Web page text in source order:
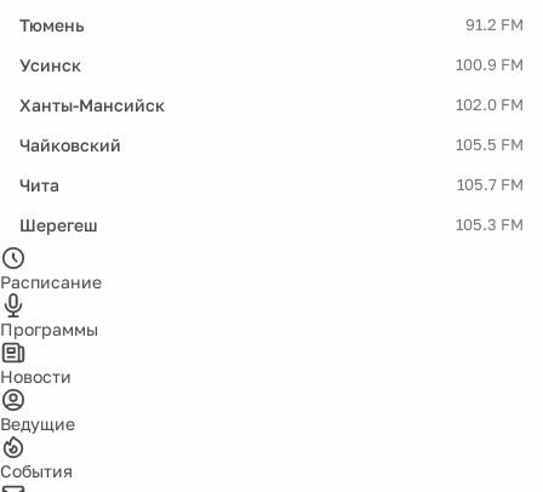
Тюмень 91.2 FM
Усинск 100.9 FM
Ханты-Мансийск 102.0 FM
Чайковский 105.5 FM
Чита 105.7 FM
Шерегеш 105.3 FM
Расписание
Программы
Новости
Ведущие
События